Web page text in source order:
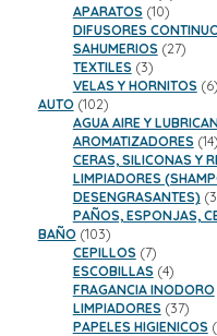
APARATOS 1010
DIFUSORES
SAHUMERIOS 2727
TEXTILES 33
productos
VELAS Y HORNITOS 66
AUTO 102102
productos
AGUA AIRE Y
AROMATIZADORES 1414
CERAS, SILICONAS Y
LIMPIADORES
DESENGRASANTES)
PAÑOS, ESPONJAS,
BAÑO 103103
productos
CEPILLOS 77
productos
ESCOBILLAS 44
FRAGANCIA INODORO
LIMPIADORES 3737
PAPELES HIGIENICOS